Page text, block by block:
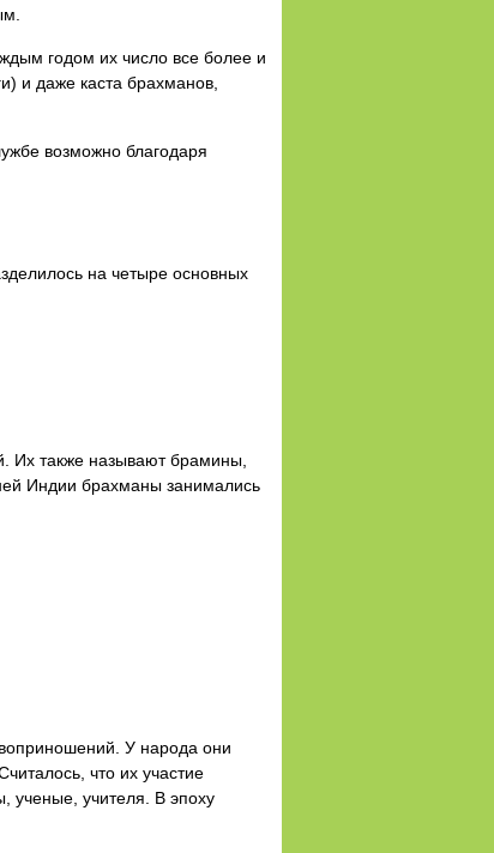
годом их число все более и
и даже каста брахманов,
возможно благодаря
на четыре основных
Их также называют брамины,
Индии брахманы занимались
У народа они
что их участие
ученые, учителя. В эпоху